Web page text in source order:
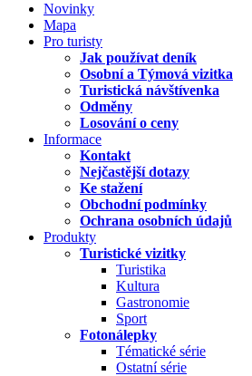
Novinky
Mapa
Pro turisty
Jak používat deník
Osobní a Týmová vizitka
Turistická návštívenka
Odměny
Losování o ceny
Informace
Kontakt
Nejčastější dotazy
Ke stažení
Obchodní podmínky
Ochrana osobních údajů
Produkty
Turistické vizitky
Turistika
Kultura
Gastronomie
Sport
Fotonálepky
Tématické série
Ostatní série